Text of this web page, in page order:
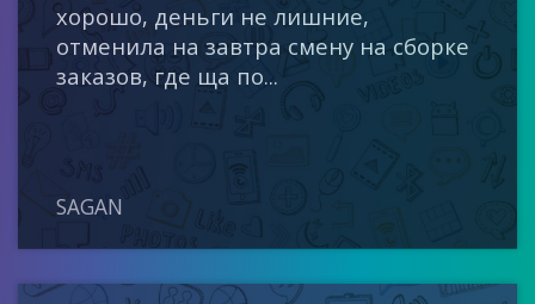
хорошо, деньги не лишние,
отменила на завтра смену на сборке
заказов, где ща по...
SAGAN